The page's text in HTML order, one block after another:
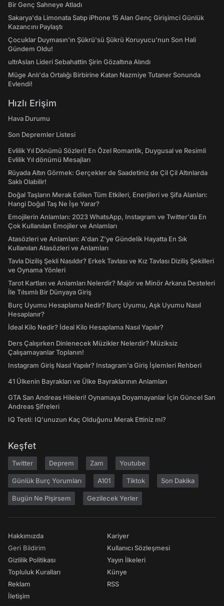
Bir Genç Sahneye Atladı
Sakarya'da Limonata Satıp iPhone 15 Alan Genç Girişimci Günlük
Kazancını Paylaştı
Çocuklar Duymasın'ın Şükrü'sü Şükrü Koruyucu'nun Son Hali
Gündem Oldu!
ultrAslan Lideri Sebahattin Şirin Gözaltına Alındı
Müge Anlı'da Ortalığı Birbirine Katan Nazmiye Tutaner Sonunda
Evlendi!
Hızlı Erişim
Hava Durumu
Son Depremler Listesi
Evlilik Yıl Dönümü Sözleri! En Özel Romantik, Duygusal ve Resimli
Evlilik Yıl dönümü Mesajları
Rüyada Altın Görmek: Gerçekler de Saadetiniz de Çil Çil Altınlarda
Saklı Olabilir!
Doğal Taşların Merak Edilen Tüm Etkileri, Enerjileri ve Şifa Alanları:
Hangi Doğal Taş Ne İşe Yarar?
Emojilerin Anlamları: 2023 WhatsApp, Instagram ve Twitter'da En
Çok Kullanılan Emojiler ve Anlamları
Atasözleri ve Anlamları: A'dan Z'ye Gündelik Hayatta En Sık
Kullanılan Atasözleri ve Anlamları
Tavla Diziliş Şekli Nasıldır? Erkek Tavlası ve Kız Tavlası Diziliş Şekilleri
ve Oynama Yönleri
Tarot Kartları ve Anlamları Nelerdir? Majör ve Minör Arkana Desteleri
İle Tılsımlı Bir Dünyaya Giriş
Burç Uyumu Hesaplama Nedir? Burç Uyumu, Aşk Uyumu Nasıl
Hesaplanır?
İdeal Kilo Nedir? İdeal Kilo Hesaplama Nasıl Yapılır?
Ders Çalışırken Dinlenecek Müzikler Nelerdir? Müziksiz
Çalışamayanlar Toplanın!
Instagram Giriş Nasıl Yapılır? Instagram'a Giriş İşlemleri Rehberi
41 Ülkenin Bayrakları ve Ülke Bayraklarının Anlamları
GTA San Andreas Hileleri! Oynamaya Doyamayanlar İçin Güncel San
Andreas Şifreleri
IQ Testi: IQ'unuzun Kaç Olduğunu Merak Ettiniz mi?
Keşfet
Twitter Deprem Zam Youtube
Günlük Burç Yorumları A101 Tiktok Son Dakika
Bugün Ne Pişirsem Gezilecek Yerler
Hakkımızda
Geri Bildirim
Gizlilik Politikası
Topluluk Kuralları
Reklam
İletişim
Kariyer
Kullanıcı Sözleşmesi
Yayın İlkeleri
Künye
RSS